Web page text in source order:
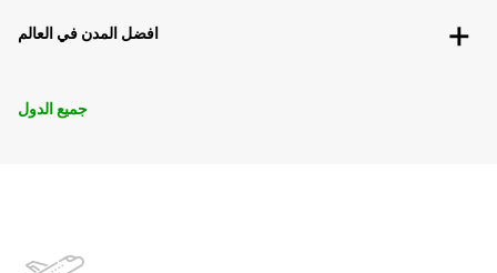
افضل المدن في العالم
جميع الدول